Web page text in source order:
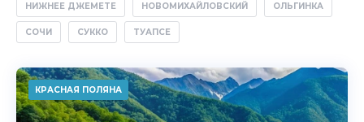
НИЖНЕЕ ДЖЕМЕТЕ НОВОМИХАЙЛОВСКИЙ ОЛЬГИНКА
СОЧИ СУККО ТУАПСЕ
КРАСНАЯ ПОЛЯНА